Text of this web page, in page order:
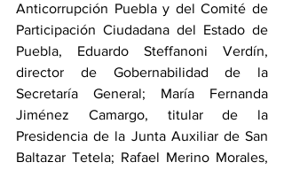
Anticorrupción Puebla y del Comité de
Participación Ciudadana del Estado de
Puebla, Eduardo Steffanoni Verdín,
director de Gobernabilidad de la
Secretaría General; María Fernanda
Jiménez Camargo, titular de la
Presidencia de la Junta Auxiliar de San
Baltazar Tetela; Rafael Merino Morales,